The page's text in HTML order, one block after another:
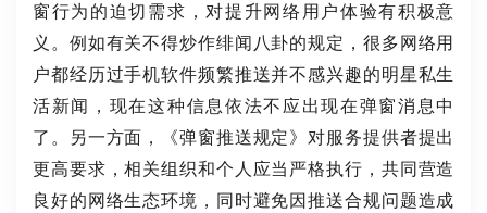
窗行为的迫切需求，对提升网络用户体验有积极意
义。例如有关不得炒作绯闻八卦的规定，很多网络用
户都经历过手机软件频繁推送并不感兴趣的明星私生
活新闻，现在这种信息依法不应出现在弹窗消息中
了。另一方面，《弹窗推送规定》对服务提供者提出
更高要求，相关组织和个人应当严格执行，共同营造
良好的网络生态环境，同时避免因推送合规问题造成